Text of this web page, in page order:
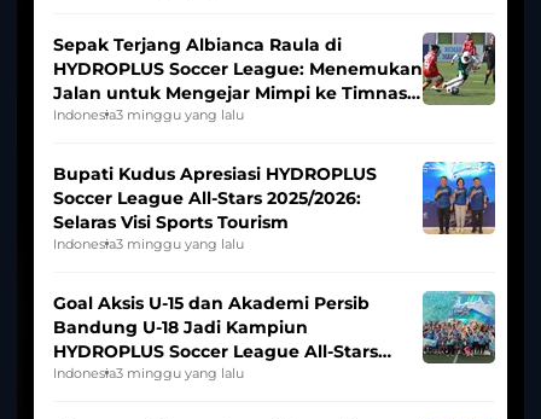
Sepak Terjang Albianca Raula di
HYDROPLUS Soccer League: Menemukan
Jalan untuk Mengejar Mimpi ke Timnas
Indonesia Putri
Indonesia3 minggu yang lalu
Bupati Kudus Apresiasi HYDROPLUS
Soccer League All-Stars 2025/2026:
Selaras Visi Sports Tourism
Indonesia3 minggu yang lalu
Goal Aksis U-15 dan Akademi Persib
Bandung U-18 Jadi Kampiun
HYDROPLUS Soccer League All-Stars
2025/2026
Indonesia3 minggu yang lalu